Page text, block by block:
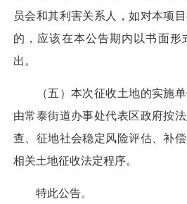
员会和其利害关系人，如对本项
的，应该在本公告期内以书面形
出。
（五）本次征收土地的实施单
由常泰街道办事处代表区政府按
查、征地社会稳定风险评估、补
相关土地征收法定程序。
特此公告。